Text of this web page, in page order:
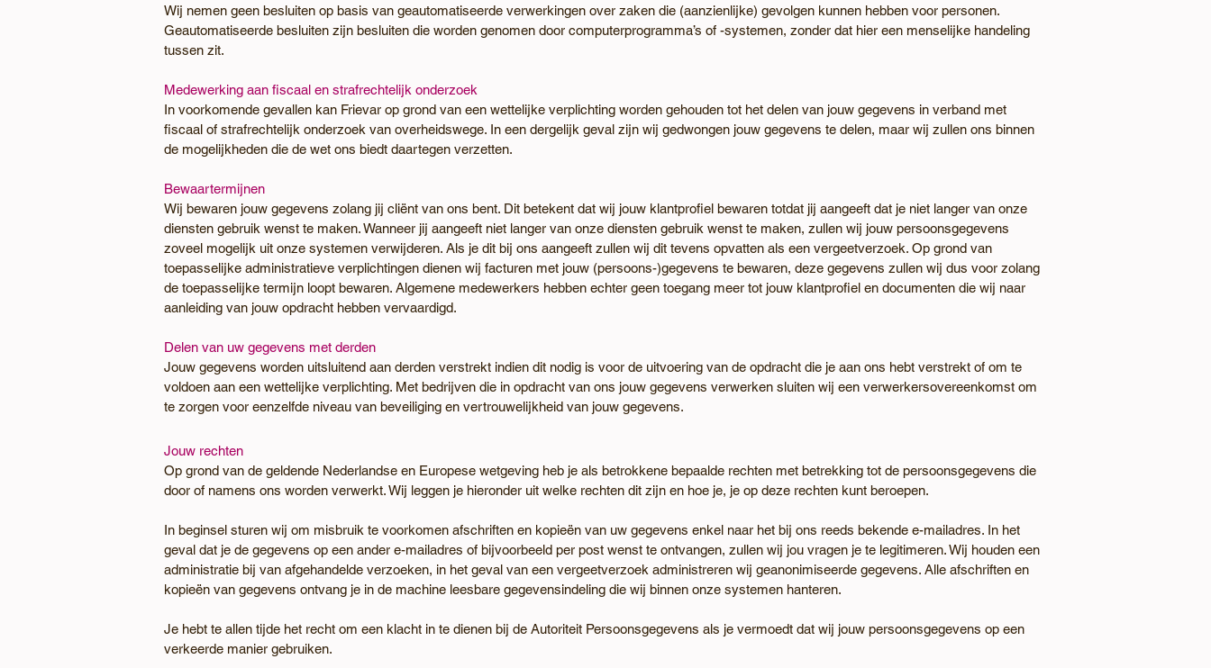
Wij nemen geen besluiten op basis van geautomatiseerde verwerkingen over zaken die (aanzienlijke) gevolgen kunnen hebben voor personen.
Geautomatiseerde besluiten zijn besluiten die worden genomen door computerprogramma’s of -systemen, zonder dat hier een menselijke handeling
tussen zit.
Medewerking aan fiscaal en strafrechtelijk onderzoek
In voorkomende gevallen kan Frievar op grond van een wettelijke verplichting worden gehouden tot het delen van jouw gegevens in verband met
ﬁscaal of strafrechtelijk onderzoek van overheidswege. In een dergelijk geval zijn wij gedwongen jouw gegevens te delen, maar wij zullen ons binnen
de mogelijkheden die de wet ons biedt daartegen verzetten.
Bewaartermijnen
Wij bewaren jouw gegevens zolang jij cliënt van ons bent. Dit betekent dat wij jouw klantproﬁel bewaren totdat jij aangeeft dat je niet langer van onze
diensten gebruik wenst te maken. Wanneer jij aangeeft niet langer van onze diensten gebruik wenst te maken, zullen wij jouw persoonsgegevens
zoveel mogelijk uit onze systemen verwijderen. Als je dit bij ons aangeeft zullen wij dit tevens opvatten als een vergeetverzoek. Op grond van
toepasselijke administratieve verplichtingen dienen wij facturen met jouw (persoons-)gegevens te bewaren, deze gegevens zullen wij dus voor zolang
de toepasselijke termijn loopt bewaren. Algemene medewerkers hebben echter geen toegang meer tot jouw klantproﬁel en documenten die wij naar
aanleiding van jouw opdracht hebben vervaardigd.
Delen van uw gegevens met derden
Jouw gegevens worden uitsluitend aan derden verstrekt indien dit nodig is voor de uitvoering van de opdracht die je aan ons hebt verstrekt of om te
voldoen aan een wettelijke verplichting. Met bedrijven die in opdracht van ons jouw gegevens verwerken sluiten wij een verwerkersovereenkomst om
te zorgen voor eenzelfde niveau van beveiliging en vertrouwelijkheid van jouw gegevens.
Jouw rechten
Op grond van de geldende Nederlandse en Europese wetgeving heb je als betrokkene bepaalde rechten met betrekking tot de persoonsgegevens die
door of namens ons worden verwerkt. Wij leggen je hieronder uit welke rechten dit zijn en hoe je, je op deze rechten kunt beroepen.
In beginsel sturen wij om misbruik te voorkomen afschriften en kopieën van uw gegevens enkel naar het bij ons reeds bekende e-mailadres. In het
geval dat je de gegevens op een ander e-mailadres of bijvoorbeeld per post wenst te ontvangen, zullen wij jou vragen je te legitimeren. Wij houden een
administratie bij van afgehandelde verzoeken, in het geval van een vergeetverzoek administreren wij geanonimiseerde gegevens. Alle afschriften en
kopieën van gegevens ontvang je in de machine leesbare gegevensindeling die wij binnen onze systemen hanteren.
Je hebt te allen tijde het recht om een klacht in te dienen bij de Autoriteit Persoonsgegevens als je vermoedt dat wij jouw persoonsgegevens op een
verkeerde manier gebruiken.